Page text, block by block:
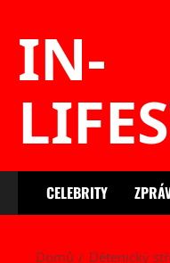
IN-
CELEBRITY
Domů Dětenický